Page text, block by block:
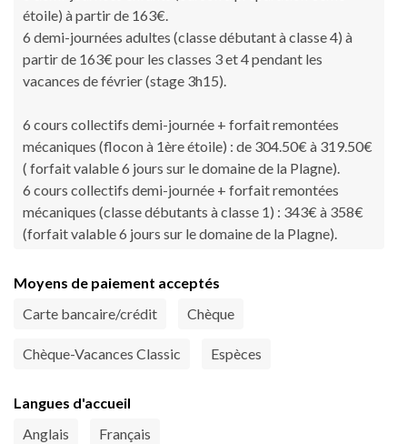
étoile) à partir de 163€.
6 demi-journées adultes (classe débutant à classe 4) à
partir de 163€ pour les classes 3 et 4 pendant les
vacances de février (stage 3h15).
6 cours collectifs demi-journée + forfait remontées
mécaniques (flocon à 1ère étoile) : de 304.50€ à 319.50€
( forfait valable 6 jours sur le domaine de la Plagne).
6 cours collectifs demi-journée + forfait remontées
mécaniques (classe débutants à classe 1) : 343€ à 358€
(forfait valable 6 jours sur le domaine de la Plagne).
Moyens de paiement acceptés
Carte bancaire/crédit
Chèque
Chèque-Vacances Classic Espèces
Langues d'accueil
Anglais
Français